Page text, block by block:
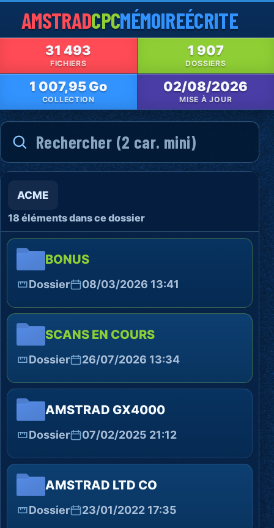
AMSTRADCPCMÉMOIREÉCRITE
31 493
FICHIERS
1 907
DOSSIERS
1 007,95 Go
COLLECTION
02/08/2026
MISE À JOUR
ACME
18 éléments dans ce dossier
BONUS
Dossier 08/03/2026 13:41
SCANS EN COURS
Dossier 26/07/2026 13:34
AMSTRAD GX4000
Dossier 07/02/2025 21:12
AMSTRAD LTD CO
Dossier 23/01/2022 17:35